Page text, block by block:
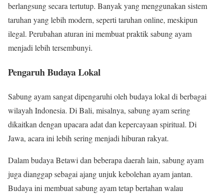
berlangsung secara tertutup. Banyak yang menggunakan sistem
taruhan yang lebih modern, seperti taruhan online, meskipun
ilegal. Perubahan aturan ini membuat praktik sabung ayam
menjadi lebih tersembunyi.
Pengaruh Budaya Lokal
Sabung ayam sangat dipengaruhi oleh budaya lokal di berbagai
wilayah Indonesia. Di Bali, misalnya, sabung ayam sering
dikaitkan dengan upacara adat dan kepercayaan spiritual. Di
Jawa, acara ini lebih sering menjadi hiburan rakyat.
Dalam budaya Betawi dan beberapa daerah lain, sabung ayam
juga dianggap sebagai ajang unjuk kebolehan ayam jantan.
Budaya ini membuat sabung ayam tetap bertahan walau